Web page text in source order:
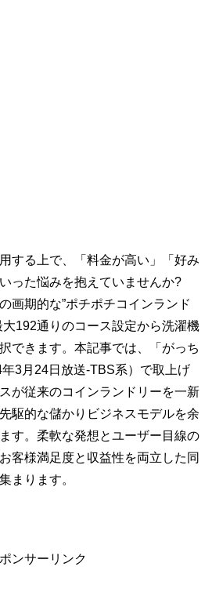
する上で、「料金が高い」「好み
った悩みを抱えていませんか?
画期的な”ポチポチコインランド
大192通りのコース設定から洗濯機
できます。本記事では、「がっち
3月24日放送-TBS系）で取上げ
が従来のコインランドリーを一新
駆的な儲かりビジネスモデルを余
す。柔軟な発想とユーザー目線の
客様満足度と収益性を両立した同
まります。
ンサーリンク